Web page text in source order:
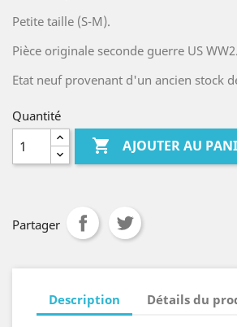
Petite taille (S-M).
Pièce originale seconde guerre US WW2.
Etat neuf provenant d'un ancien stock
Quantité
 AJOUTER AU
Partager
Description Détails du